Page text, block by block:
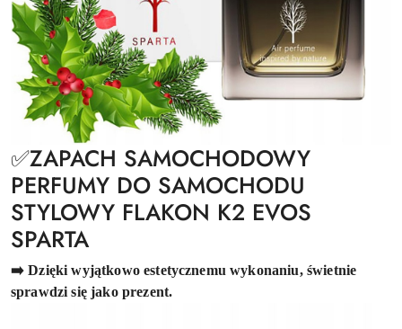
✅ZAPACH SAMOCHODOWY
PERFUMY DO SAMOCHODU
STYLOWY FLAKON K2 EVOS
SPARTA
➡️ Dzięki wyjątkowo estetycznemu wykonaniu, świetnie
sprawdzi się jako prezent.